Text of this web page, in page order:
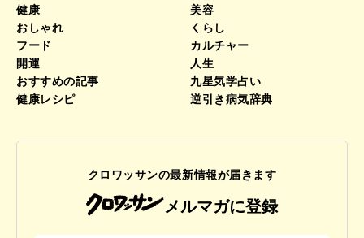
健康
美容
おしゃれ
くらし
フード
カルチャー
開運
人生
おすすめの記事
九星気学占い
健康レシピ
逆引き病気辞典
クロワッサンの最新情報が届きます
メルマガに登録